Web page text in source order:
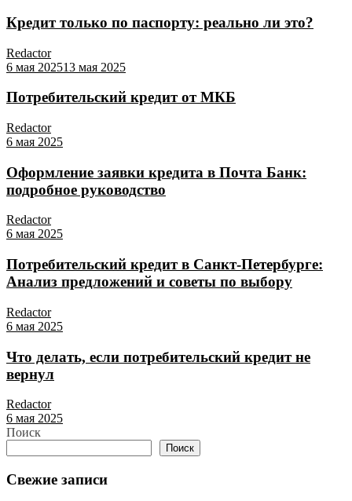
Кредит только по паспорту: реально ли это?
Redactor
6 мая 202513 мая 2025
Потребительский кредит от МКБ
Redactor
6 мая 2025
Оформление заявки кредита в Почта Банк:
подробное руководство
Redactor
6 мая 2025
Потребительский кредит в Санкт-Петербурге:
Анализ предложений и советы по выбору
Redactor
6 мая 2025
Что делать, если потребительский кредит не
вернул
Redactor
6 мая 2025
Поиск
Поиск
Свежие записи